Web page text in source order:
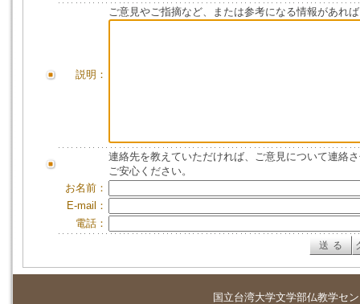
説明：
ご意見やご指摘など、または参考になる情報があれ
連絡先を教えていただければ、ご意見について連絡
ご安心ください。
お名前：
E-mail：
電話：
国立台湾大学文学部仏教学セ